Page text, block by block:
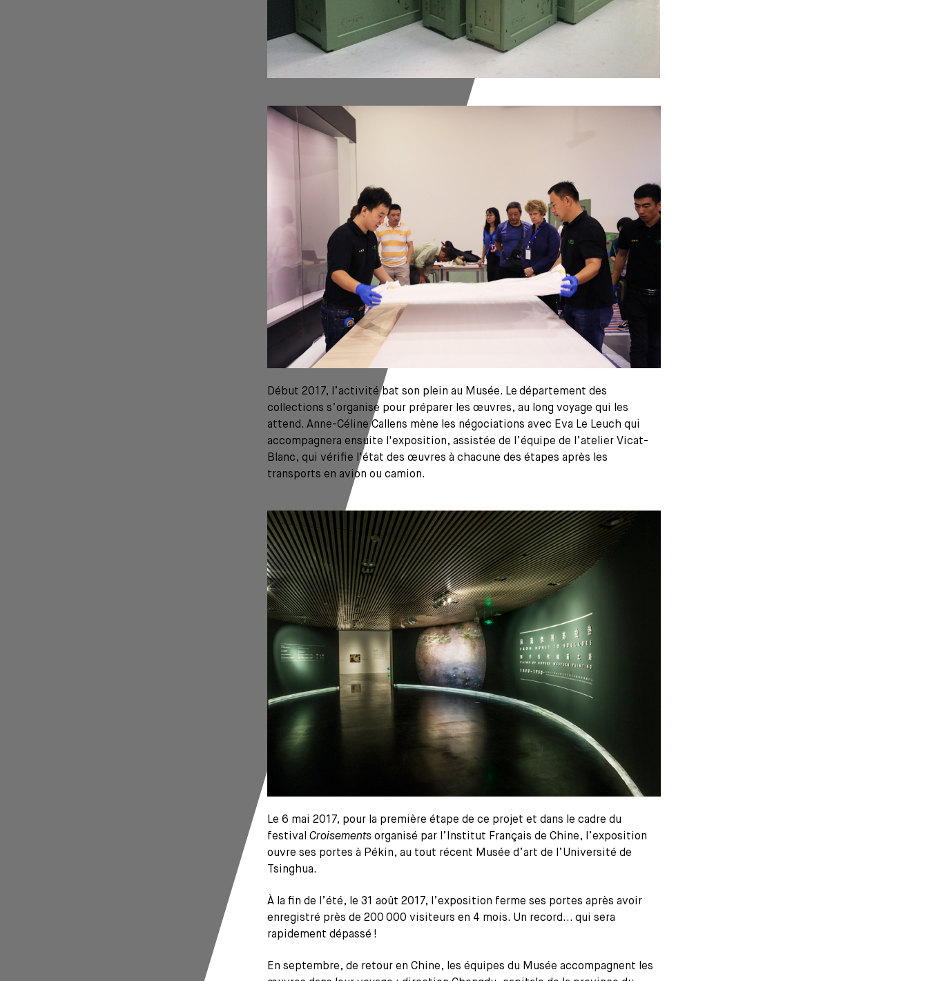
Début 2017, l’activité bat son plein au Musée. Le département des
collections s’organise pour préparer les œuvres, au long voyage qui les
attend. Anne-Céline Callens mène les négociations avec Eva Le Leuch qui
accompagnera ensuite l'exposition, assistée de l’équipe de l’atelier Vicat-
Blanc, qui vérifie l'état des œuvres à chacune des étapes après les
transports en avion ou camion.
Le 6 mai 2017, pour la première étape de ce projet et dans le cadre du
festival Croisements organisé par l’Institut Français de Chine, l’exposition
ouvre ses portes à Pékin, au tout récent Musée d’art de l’Université de
Tsinghua.
À la fin de l’été, le 31 août 2017, l’exposition ferme ses portes après avoir
enregistré près de 200 000 visiteurs en 4 mois. Un record... qui sera
rapidement dépassé !
En septembre, de retour en Chine, les équipes du Musée accompagnent les